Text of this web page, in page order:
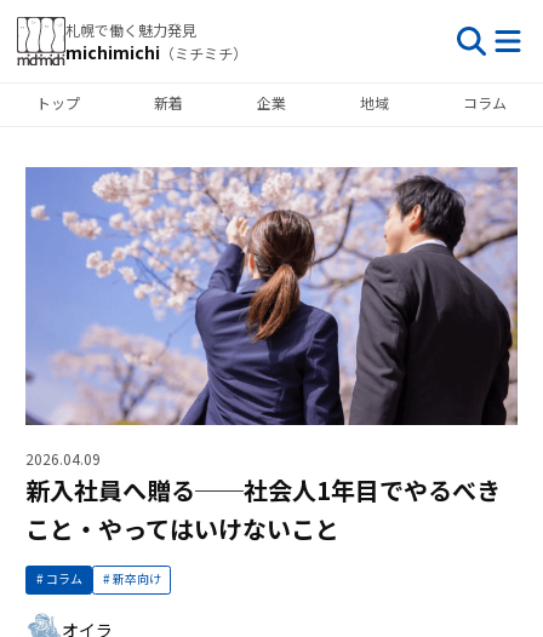
札幌で働く魅力発見
michimichi （ミチミチ）
トップ 新着 企業 地域 コラム
2026.04.09
新入社員へ贈る──社会人1年目でやるべき
こと・やってはいけないこと
コラム 新卒向け
オイラ